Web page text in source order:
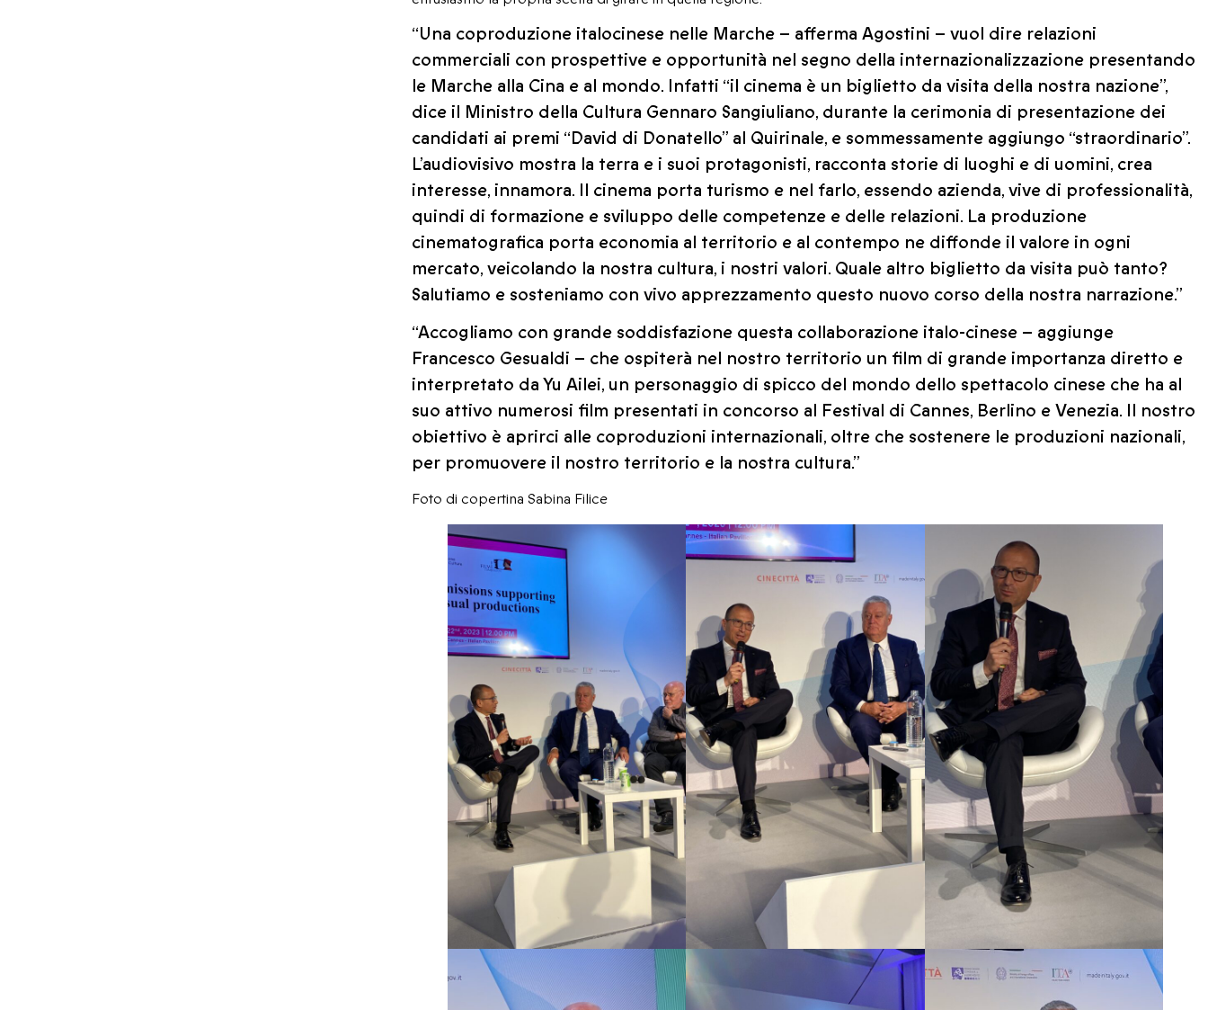
“Una coproduzione italocinese nelle Marche – afferma Agostini – vuol dire relazioni
commerciali con prospettive e opportunità nel segno della internazionalizzazione presentando
le Marche alla Cina e al mondo. Infatti “il cinema è un biglietto da visita della nostra nazione”,
dice il Ministro della Cultura Gennaro Sangiuliano, durante la cerimonia di presentazione dei
candidati ai premi “David di Donatello” al Quirinale, e sommessamente aggiungo “straordinario”.
L’audiovisivo mostra la terra e i suoi protagonisti, racconta storie di luoghi e di uomini, crea
interesse, innamora. Il cinema porta turismo e nel farlo, essendo azienda, vive di professionalità,
quindi di formazione e sviluppo delle competenze e delle relazioni. La produzione
cinematografica porta economia al territorio e al contempo ne diffonde il valore in ogni
mercato, veicolando la nostra cultura, i nostri valori. Quale altro biglietto da visita può tanto?
Salutiamo e sosteniamo con vivo apprezzamento questo nuovo corso della nostra narrazione.”
“Accogliamo con grande soddisfazione questa collaborazione italo-cinese – aggiunge
Francesco Gesualdi – che ospiterà nel nostro territorio un film di grande importanza diretto e
interpretato da Yu Ailei, un personaggio di spicco del mondo dello spettacolo cinese che ha al
suo attivo numerosi film presentati in concorso al Festival di Cannes, Berlino e Venezia. Il nostro
obiettivo è aprirci alle coproduzioni internazionali, oltre che sostenere le produzioni nazionali,
per promuovere il nostro territorio e la nostra cultura.”
Foto di copertina Sabina Filice